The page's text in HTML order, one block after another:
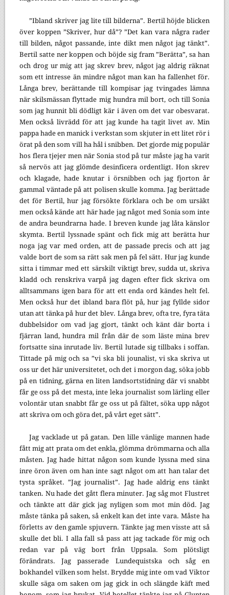
”Ibland skriver jag lite till bilderna”. Bertil höjde blicken
över koppen ”Skriver, hur då”? ”Det kan vara några rader
till bilden, något passande, inte dikt men något jag tänkt”.
Bertil satte ner koppen och böjde sig fram ”Berätta”, sa han
och drog ur mig att jag skrev brev, något jag aldrig räknat
som ett intresse än mindre något man kan ha fallenhet för.
Långa brev, berättande till kompisar jag tvingades lämna
när skilsmässan flyttade mig hundra mil bort, och till Sonia
som jag hunnit bli dödligt kär i även om det var obesvarat.
Men också livrädd för att jag kunde ha tagit livet av. Min
pappa hade en manick i verkstan som skjuter in ett litet rör i
örat på den som vill ha hål i snibben. Det gjorde mig populär
hos flera tjejer men när Sonia stod på tur måste jag ha varit
så nervös att jag glömde desinficera ordentligt. Hon skrev
och klagade, hade knutar i örsnibben och jag fjorton år
gammal väntade på att polisen skulle komma. Jag berättade
det för Bertil, hur jag försökte förklara och be om ursäkt
men också kände att här hade jag något med Sonia som inte
de andra beundrarna hade. I breven kunde jag låta känslor
skymta. Bertil lyssnade spänt och fick mig att berätta hur
noga jag var med orden, att de passade precis och att jag
valde bort de som sa rätt sak men på fel sätt. Hur jag kunde
sitta i timmar med ett särskilt viktigt brev, sudda ut, skriva
kladd och renskriva varpå jag dagen efter fick skriva om
alltsammans igen bara för att ett enda ord kändes helt fel.
Men också hur det ibland bara flöt på, hur jag fyllde sidor
utan att tänka på hur det blev. Långa brev, ofta tre, fyra täta
dubbelsidor om vad jag gjort, tänkt och känt där borta i
fjärran land, hundra mil från där de som läste mina brev
fortsatte sina inrutade liv. Bertil lutade sig tillbaks i soffan.
Tittade på mig och sa ”vi ska bli jounalist, vi ska skriva ut
oss ur det här universitetet, och det i morgon dag, söka jobb
på en tidning, gärna en liten landsortstidning där vi snabbt
får ge oss på det mesta, inte leka journalist som lärling eller
volontär utan snabbt får ge oss ut på fältet, söka upp något
att skriva om och göra det, på vårt eget sätt”.
Jag vacklade ut på gatan. Den lille vänlige mannen hade
fått mig att prata om det enkla, glömma drömmarna och alla
måsten. Jag hade hittat någon som kunde lyssna med sina
inre öron även om han inte sagt något om att han talar det
tysta språket. ”Jag journalist”. Jag hade aldrig ens tänkt
tanken. Nu hade det gått flera minuter. Jag såg mot Flustret
och tänkte att där gick jag nyligen som mot min död. Jag
måste tänka på saken, så enkelt kan det inte vara. Måste ha
förletts av den gamle spjuvern. Tänkte jag men visste att så
skulle det bli. I alla fall så pass att jag tackade för mig och
redan var på väg bort från Uppsala. Som plötsligt
förändrats. Jag passerade Lundequistska och såg en
bokhandel vilken som helst. Brydde mig inte om vad Viktor
skulle säga om saken om jag gick in och slängde käft med